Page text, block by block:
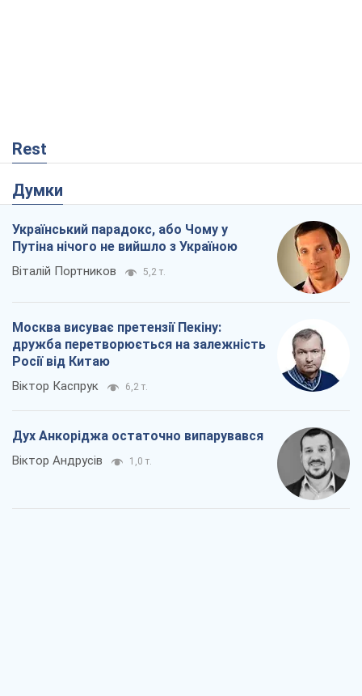
Rest
Думки
Український парадокс, або Чому у
Путіна нічого не вийшло з Україною
Віталій Портников 5,2 т.
Москва висуває претензії Пекіну:
дружба перетворюється на залежність
Росії від Китаю
Віктор Каспрук 6,2 т.
Дух Анкоріджа остаточно випарувався
Віктор Андрусів 1,0 т.